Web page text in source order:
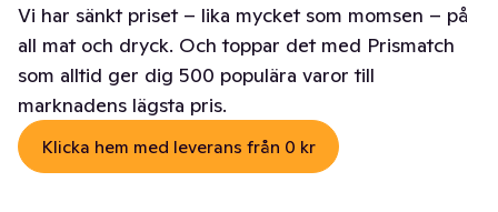
Vi har sänkt priset – lika mycket som momsen – på
all mat och dryck. Och toppar det med Prismatch
som alltid ger dig 500 populära varor till
marknadens lägsta pris.
Klicka hem med leverans från 0 kr